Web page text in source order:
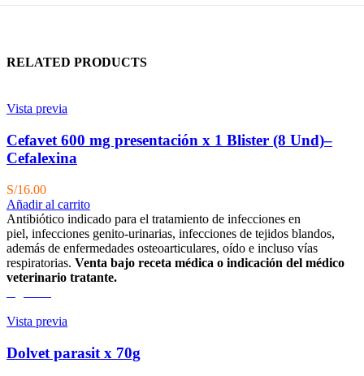
RELATED PRODUCTS
Vista previa
Cefavet 600 mg presentación x 1 Blister (8 Und)–
Cefalexina
S/16.00
Añadir al carrito
Antibiótico indicado para el tratamiento de infecciones en
piel, infecciones genito-urinarias, infecciones de tejidos blandos,
además de enfermedades osteoarticulares, oído e incluso vías
respiratorias. Venta bajo receta médica o indicación del médico
veterinario tratante.
Vista previa
Dolvet parasit x 70g